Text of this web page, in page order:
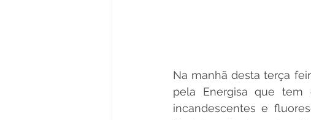
Na manhã desta terça
pela Energisa que tem
incandescentes e